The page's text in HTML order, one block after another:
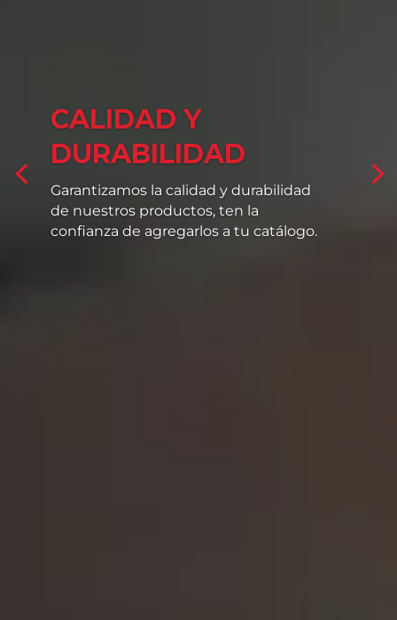
CALIDAD Y
DURABILIDAD
Garantizamos la calidad y durabilidad
de nuestros productos, ten la
confianza de agregarlos a tu catálogo.